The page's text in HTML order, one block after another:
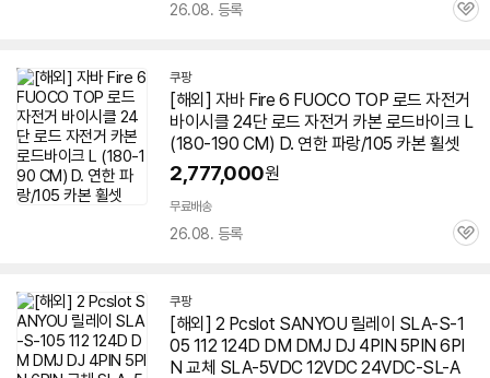
26.08. 등록
관
쿠팡
[해외] 자바 Fire 6 FUOCO TOP 로드 자전거
바이시클 24단 로드 자전거 카본 로드바이크 L
(180-190 CM) D. 연한 파랑/105 카본 휠셋
2,777,000원
무료배송
26.08. 등록
관
쿠팡
[해외] 2 Pcslot SANYOU 릴레이 SLA-S-1
05 112 124D DM DMJ DJ 4PIN 5PIN 6PI
N 교체 SLA-5VDC 12VDC 24VDC-SL-A